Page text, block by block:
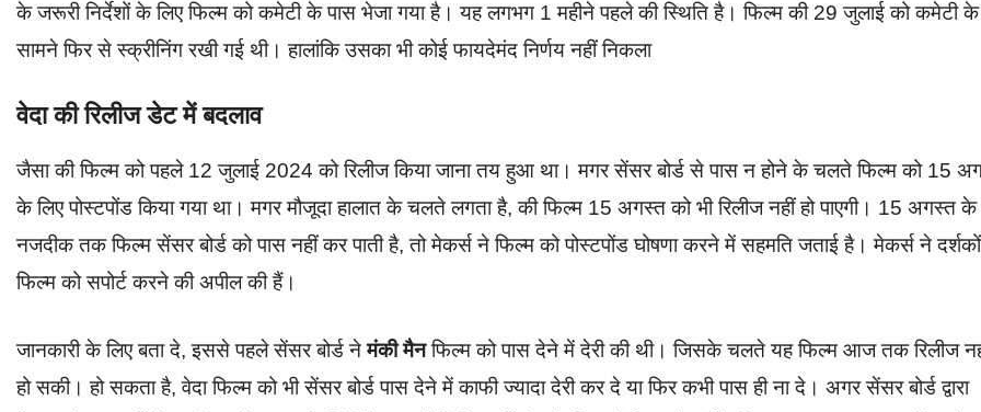
के जरूरी निर्देशों के लिए फिल्म को कमेटी के पास भेजा गया है। यह लगभग 1 महीने पहले की स्थिति है। फिल्म की 29 जुलाई को कमेटी के
सामने फिर से स्क्रीनिंग रखी गई थी। हालांकि उसका भी कोई फायदेमंद निर्णय नहीं निकला
वेदा की रिलीज डेट में बदलाव
जैसा की फिल्म को पहले 12 जुलाई 2024 को रिलीज किया जाना तय हुआ था। मगर सेंसर बोर्ड से पास न होने के चलते फिल्म को 15
के लिए पोस्टपोंड किया गया था। मगर मौजूदा हालात के चलते लगता है, की फिल्म 15 अगस्त को भी रिलीज नहीं हो पाएगी। 15 अगस्त के
नजदीक तक फिल्म सेंसर बोर्ड को पास नहीं कर पाती है, तो मेकर्स ने फिल्म को पोस्टपोंड घोषणा करने में सहमति जताई है। मेकर्स ने
फिल्म को सपोर्ट करने की अपील की हैं।
जानकारी के लिए बता दे, इससे पहले सेंसर बोर्ड नेमंकी मैनफिल्म को पास देने में देरी की थी। जिसके चलते यह फिल्म आज तक रिलीज
हो सकी। हो सकता है, वेदा फिल्म को भी सेंसर बोर्ड पास देने में काफी ज्यादा देरी कर दे या फिर कभी पास ही ना दे। अगर सेंसर बोर्ड द्वारा